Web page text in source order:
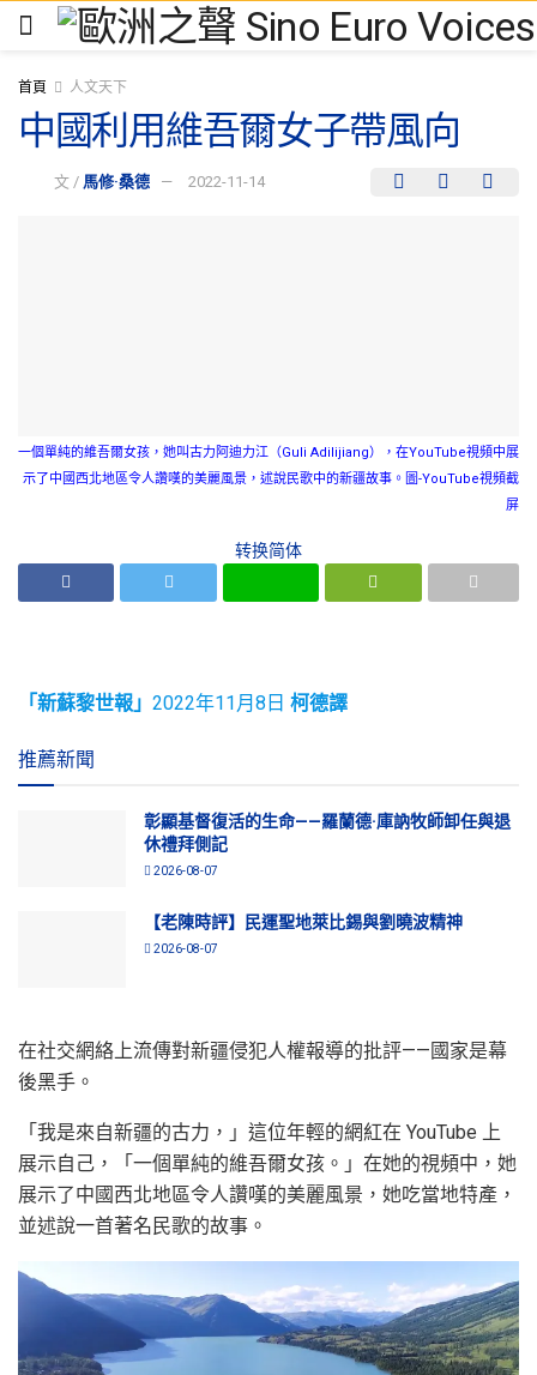
首頁 人文天下
中國利用維吾爾女子帶風向
文 / 馬修·桑德 2022-11-14
一個單純的維吾爾女孩，她叫古力阿迪力江（Guli Adilijiang），在YouTube視頻中展
示了中國西北地區令人讚嘆的美麗風景，述說民歌中的新疆故事。圖-YouTube視頻截
屏
转换简体
「新蘇黎世報」 2022年11月8日 柯德譯
推薦新聞
彰顯基督復活的生命——羅蘭德·庫訥牧師卸任與退
休禮拜側記
2026-08-07
【老陳時評】民運聖地萊比錫與劉曉波精神
2026-08-07
在社交網絡上流傳對新疆侵犯人權報導的批評——國家是幕
後黑手。
「我是來自新疆的古力，」這位年輕的網紅在 YouTube 上
展示自己，「一個單純的維吾爾女孩。」在她的視頻中，她
展示了中國西北地區令人讚嘆的美麗風景，她吃當地特產，
並述說一首著名民歌的故事。